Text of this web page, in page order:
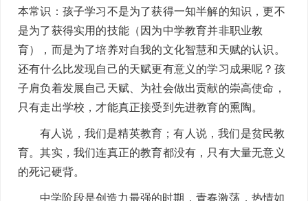
本常识：孩子学习不是为了获得一知半解的知识，更不
是为了获得实用的技能（因为中学教育并非职业教
育），而是为了培养对自我的文化智慧和天赋的认识。
还有什么比发现自己的天赋更有意义的学习成果呢？孩
子肩负着发展自己天赋、为社会做出贡献的崇高使命，
只有走出学校，才能真正接受到先进教育的熏陶。
有人说，我们是精英教育；有人说，我们是贫民教
育。其实，我们连真正的教育都没有，只有大量无意义
的死记硬背。
中学阶段是创造力最强的时期，青春激荡，热情如